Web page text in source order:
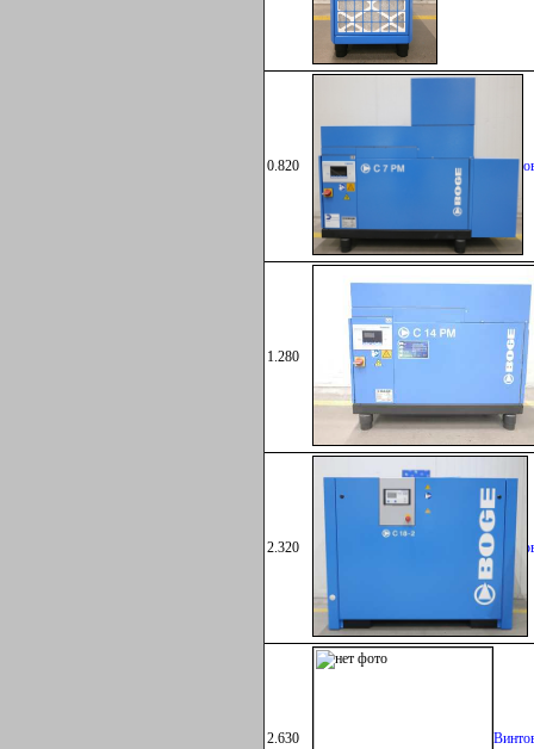
0.820
1.280
2.320
2.630